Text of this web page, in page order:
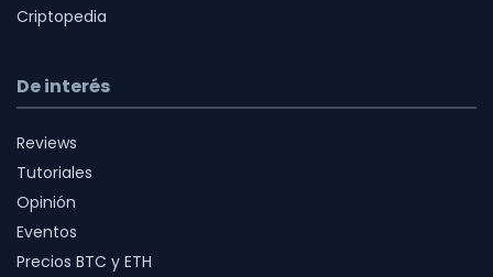
Criptopedia
De interés
Reviews
Tutoriales
Opinión
Eventos
Precios BTC y ETH